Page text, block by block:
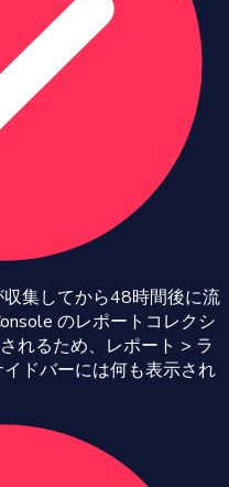
収集してから48時間後に流
のレポートコレクシ
れるため、レポート > ラ
ドバーには何も表示され